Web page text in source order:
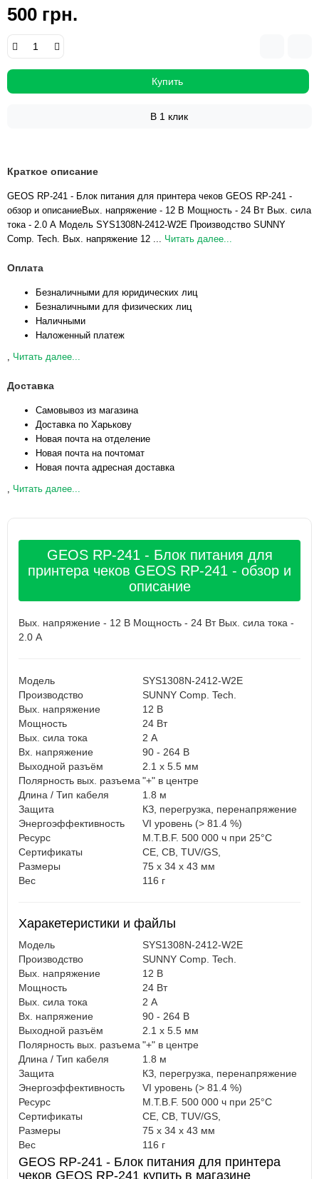
500 грн.
Купить
В 1 клик
Краткое описание
GEOS RP-241 - Блок питания для принтера чеков GEOS RP-241 -
обзор и описаниеВых. напряжение - 12 В Мощность - 24 Вт Вых. сила
тока - 2.0 А Модель SYS1308N-2412-W2E Производство SUNNY
Comp. Tech. Вых. напряжение 12 ... Читать далее...
Оплата
Безналичными для юридических лиц
Безналичными для физических лиц
Наличными
Наложенный платеж
, Читать далее...
Доставка
Самовывоз из магазина
Доставка по Харькову
Новая почта на отделение
Новая почта на почтомат
Новая почта адресная доставка
, Читать далее...
GEOS RP-241 - Блок питания для
принтера чеков GEOS RP-241 - обзор и
описание
Вых. напряжение - 12 В Мощность - 24 Вт Вых. сила тока -
2.0 А
Модель
SYS1308N-2412-W2E
Производство
SUNNY Comp. Tech.
Вых. напряжение
12 В
Мощность
24 Вт
Вых. сила тока
2 А
Вх. напряжение
90 - 264 В
Выходной разъём
2.1 x 5.5 мм
Полярность вых. разъема"+" в центре
Длина / Тип кабеля
1.8 м
Защита
КЗ, перегрузка, перенапряжение
Энергоэффективность
VI уровень (> 81.4 %)
Ресурс
M.T.B.F. 500 000 ч при 25°С
Cертификаты
CE, CB, TUV/GS,
Размеры
75 x 34 x 43 мм
Вес
116 г
Харакетеристики и файлы
Модель
SYS1308N-2412-W2E
Производство
SUNNY Comp. Tech.
Вых. напряжение
12 В
Мощность
24 Вт
Вых. сила тока
2 А
Вх. напряжение
90 - 264 В
Выходной разъём
2.1 x 5.5 мм
Полярность вых. разъема"+" в центре
Длина / Тип кабеля
1.8 м
Защита
КЗ, перегрузка, перенапряжение
Энергоэффективность
VI уровень (> 81.4 %)
Ресурс
M.T.B.F. 500 000 ч при 25°С
Cертификаты
CE, CB, TUV/GS,
Размеры
75 x 34 x 43 мм
Вес
116 г
GEOS RP-241 - Блок питания для принтера
чеков GEOS RP-241 купить в магазине